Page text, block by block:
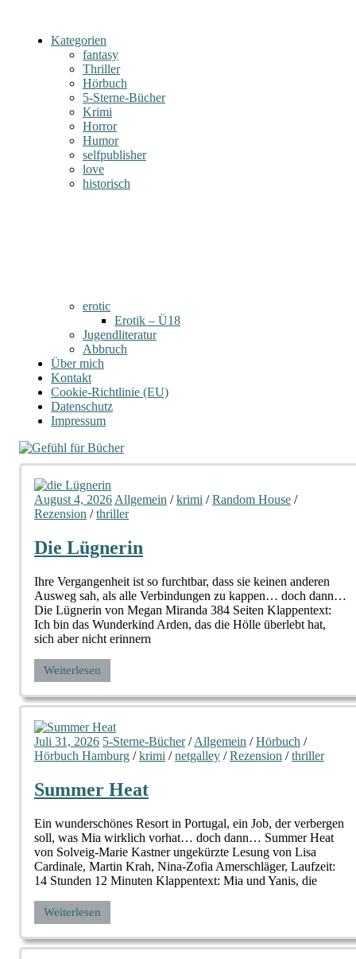
Kategorien
fantasy
Thriller
Hörbuch
5-Sterne-Bücher
Krimi
Horror
Humor
selfpublisher
love
historisch
erotic
Erotik – Ü18
Jugendliteratur
Abbruch
Über mich
Kontakt
Cookie-Richtlinie (EU)
Datenschutz
Impressum
August 4, 2026 Allgemein /krimi /Random House /
Rezension /thriller
Die Lügnerin
Ihre Vergangenheit ist so furchtbar, dass sie keinen anderen
Ausweg sah, als alle Verbindungen zu kappen… doch dann…
Die Lügnerin von Megan Miranda 384 Seiten Klappentext:
Ich bin das Wunderkind Arden, das die Hölle überlebt hat,
sich aber nicht erinnern
Weiterlesen
Juli 31, 2026 5-Sterne-Bücher/Allgemein /Hörbuch /
Hörbuch Hamburg /krimi /netgalley /Rezension /thriller
Summer Heat
Ein wunderschönes Resort in Portugal, ein Job, der verbergen
soll, was Mia wirklich vorhat… doch dann… Summer Heat
von Solveig-Marie Kastner ungekürzte Lesung von Lisa
Cardinale, Martin Krah, Nina-Zofia Amerschläger, Laufzeit:
14 Stunden 12 Minuten Klappentext: Mia und Yanis, die
Weiterlesen